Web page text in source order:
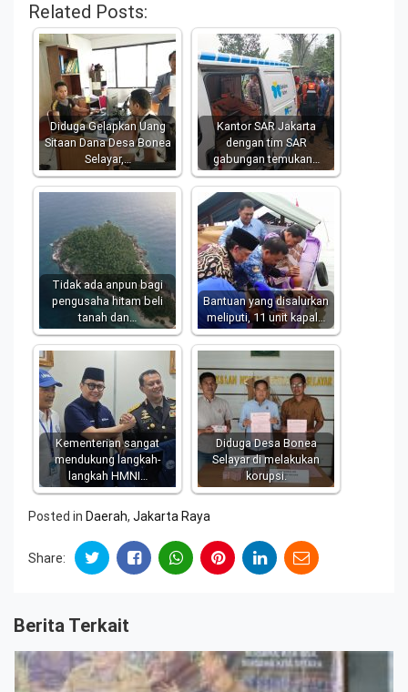
Related Posts:
Diduga Gelapkan Uang
Sitaan Dana Desa Bonea
Selayar,…
Kantor SAR Jakarta
dengan tim SAR
gabungan temukan…
Tidak ada anpun bagi
pengusaha hitam beli
tanah dan…
Bantuan yang disalurkan
meliputi, 11 unit kapal…
Kementerian sangat
mendukung langkah-
langkah HMNI…
Diduga Desa Bonea
Selayar di melakukan
korupsi.
Posted in Daerah, Jakarta Raya
Share:
Berita Terkait